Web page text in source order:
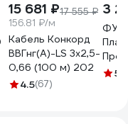
15 681 ₽17 555 ₽
156.81 ₽/м
Кабель Конкорд
ВВГнг(А)-LS 3х2,5-
0,66 (100 м) 202
4.5(67)
3
ФУМ
5